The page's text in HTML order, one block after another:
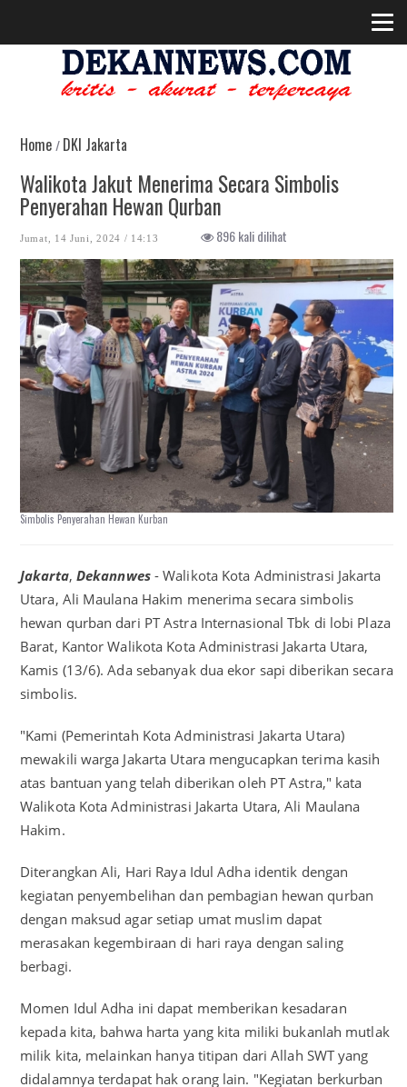
Home/DKI Jakarta
Walikota Jakut Menerima Secara Simbolis
Penyerahan Hewan Qurban
Jumat, 14 Juni, 2024 / 14:13 896 kali dilihat
Simbolis Penyerahan Hewan Kurban
Jakarta, Dekannwes- Walikota Kota Administrasi Jakarta
Utara, Ali Maulana Hakim menerima secara simbolis
hewan qurban dari PT Astra Internasional Tbk di lobi Plaza
Barat, Kantor Walikota Kota Administrasi Jakarta Utara,
Kamis (13/6). Ada sebanyak dua ekor sapi diberikan secara
simbolis.
"Kami (Pemerintah Kota Administrasi Jakarta Utara)
mewakili warga Jakarta Utara mengucapkan terima kasih
atas bantuan yang telah diberikan oleh PT Astra," kata
Walikota Kota Administrasi Jakarta Utara, Ali Maulana
Hakim.
Diterangkan Ali, Hari Raya Idul Adha identik dengan
kegiatan penyembelihan dan pembagian hewan qurban
dengan maksud agar setiap umat muslim dapat
merasakan kegembiraan di hari raya dengan saling
berbagi.
Momen Idul Adha ini dapat memberikan kesadaran
kepada kita, bahwa harta yang kita miliki bukanlah mutlak
milik kita, melainkan hanya titipan dari Allah SWT yang
didalamnya terdapat hak orang lain. "Kegiatan berkurban